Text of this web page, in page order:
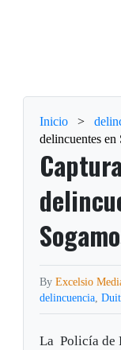
Inicio >
delincuentes
ByExcelsio
delincuencia,
La Policía de